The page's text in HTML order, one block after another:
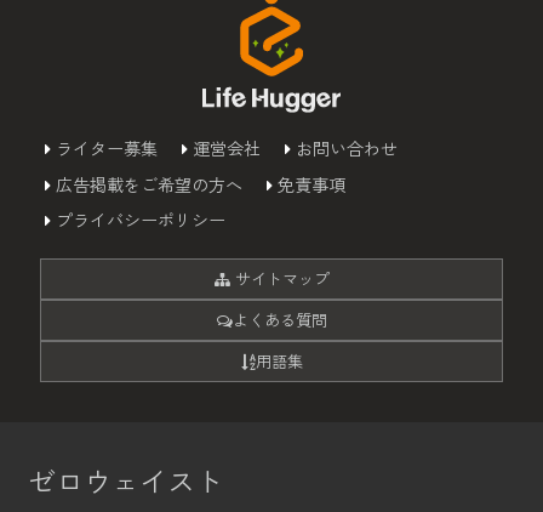
ライター募集 運営会社
お問い合わせ
広告掲載をご希望の方へ
免責事項
プライバシーポリシー
サイトマップ
よくある質問
用語集
ゼロウェイスト